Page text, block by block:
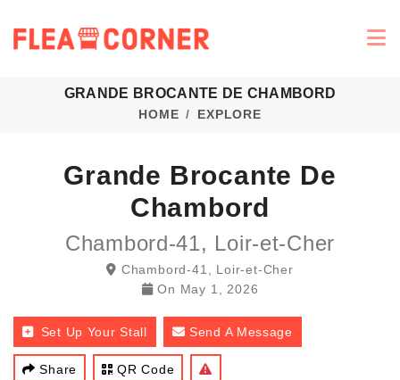
GRANDE BROCANTE DE CHAMBORD
HOME EXPLORE
Grande Brocante De
Chambord
Chambord-41, Loir-et-Cher
Chambord-41, Loir-et-Cher
On May 1, 2026
Set Up Your Stall Send A Message
Share QR Code